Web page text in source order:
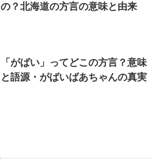
の？北海道の方言の意味と由来
「がばい」ってどこの方言？意味
と語源・がばいばあちゃんの真実